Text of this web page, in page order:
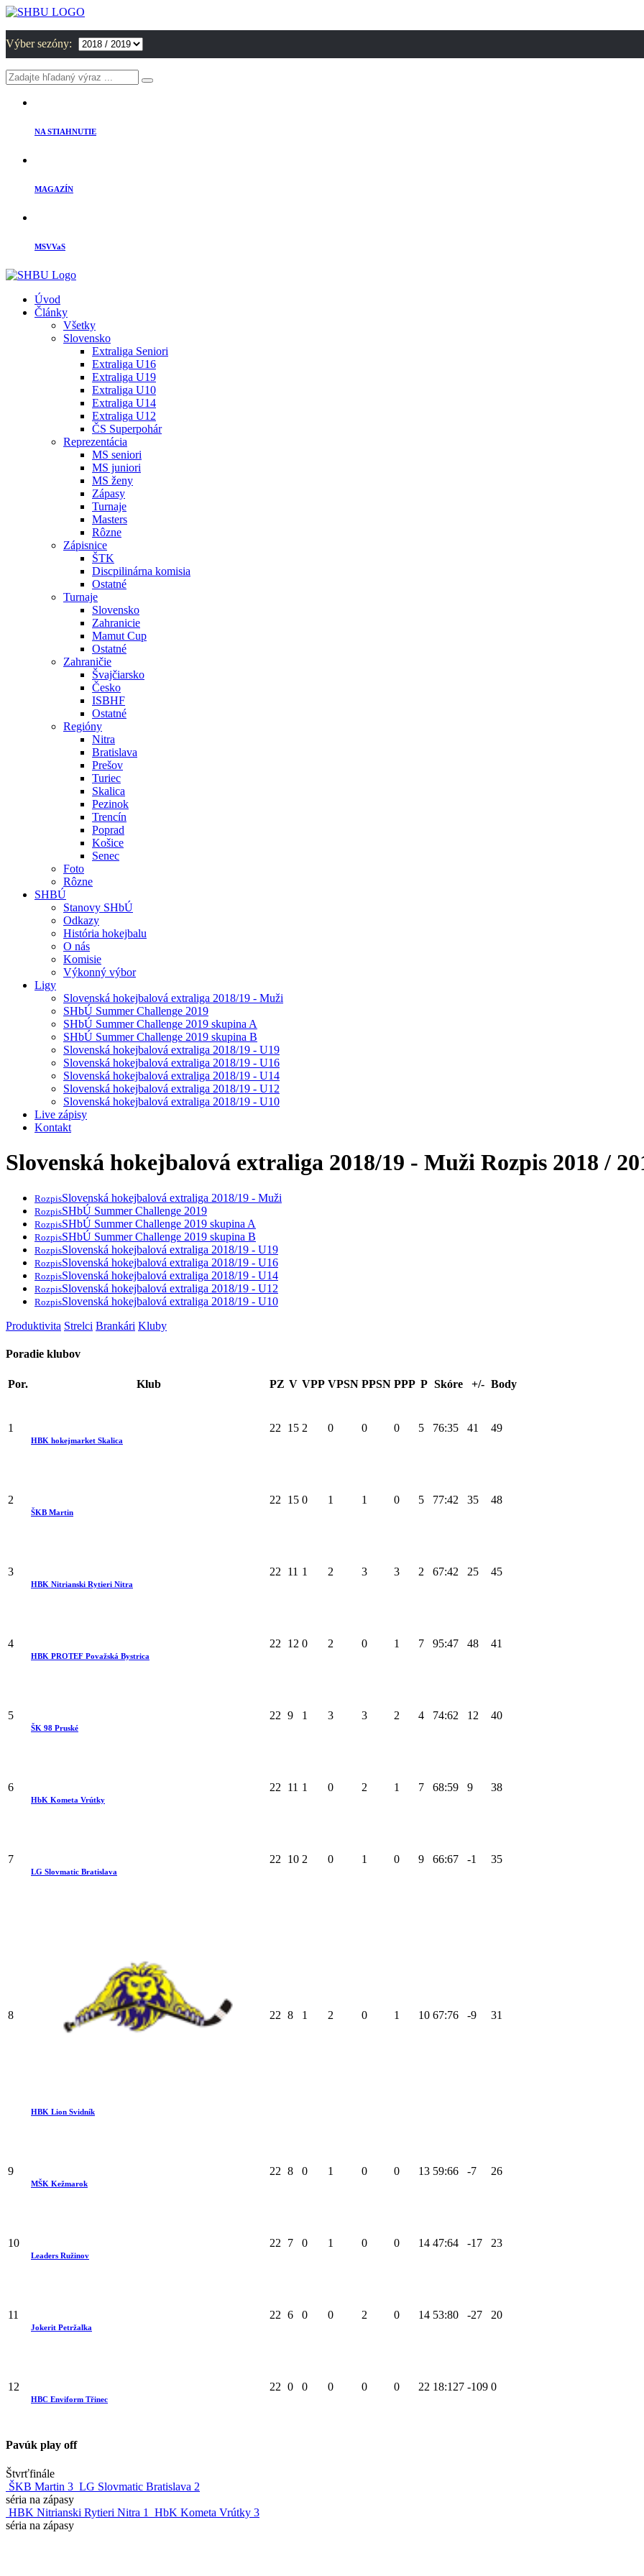
Výber sezóny:
NA STIAHNUTIE
MAGAZÍN
MSVVaS
Úvod
Články
Všetky
Slovensko
Extraliga Seniori
Extraliga U16
Extraliga U19
Extraliga U10
Extraliga U14
Extraliga U12
ČS Superpohár
Reprezentácia
MS seniori
MS juniori
MS ženy
Zápasy
Turnaje
Masters
Rôzne
Zápisnice
ŠTK
Discpilinárna komisia
Ostatné
Turnaje
Slovensko
Zahranicie
Mamut Cup
Ostatné
Zahraničie
Švajčiarsko
Česko
ISBHF
Ostatné
Regióny
Nitra
Bratislava
Prešov
Turiec
Skalica
Pezinok
Trencín
Poprad
Košice
Senec
Foto
Rôzne
SHBÚ
Stanovy SHbÚ
Odkazy
História hokejbalu
O nás
Komisie
Výkonný výbor
Ligy
Slovenská hokejbalová extraliga 2018/19 - Muži
SHbÚ Summer Challenge 2019
SHbÚ Summer Challenge 2019 skupina A
SHbÚ Summer Challenge 2019 skupina B
Slovenská hokejbalová extraliga 2018/19 - U19
Slovenská hokejbalová extraliga 2018/19 - U16
Slovenská hokejbalová extraliga 2018/19 - U14
Slovenská hokejbalová extraliga 2018/19 - U12
Slovenská hokejbalová extraliga 2018/19 - U10
Live zápisy
Kontakt
Slovenská hokejbalová extraliga 2018/19 - Muži Rozpis 2018 /
RozpisSlovenská hokejbalová extraliga 2018/19 - Muži
RozpisSHbÚ Summer Challenge 2019
RozpisSHbÚ Summer Challenge 2019 skupina A
RozpisSHbÚ Summer Challenge 2019 skupina B
RozpisSlovenská hokejbalová extraliga 2018/19 - U19
RozpisSlovenská hokejbalová extraliga 2018/19 - U16
RozpisSlovenská hokejbalová extraliga 2018/19 - U14
RozpisSlovenská hokejbalová extraliga 2018/19 - U12
RozpisSlovenská hokejbalová extraliga 2018/19 - U10
Produktivita Strelci Brankári Kluby
Poradie klubov
Por. Klub PZ V VPP VPSN PPSN PPP P Skóre +/- Body
1
HBK hokejmarket Skalica
22 15 2 0 0 0 5 76:35 41 49
2
ŠKB Martin
22 15 0 1 1 0 5 77:42 35 48
3
HBK Nitrianski Rytieri Nitra
22 11 1 2 3 3 2 67:42 25 45
4
HBK PROTEF Považská Bystrica
22 12 0 2 0 1 7 95:47 48 41
5
ŠK 98 Pruské
22 9 1 3 3 2 4 74:62 12 40
6
HbK Kometa Vrútky
22 11 1 0 2 1 7 68:59 9 38
7
LG Slovmatic Bratislava
22 10 2 0 1 0 9 66:67 -1 35
8
HBK Lion Svidník
22 8 1 2 0 1 10 67:76 -9 31
9
MŠK Kežmarok
22 8 0 1 0 0 13 59:66 -7 26
10
Leaders Ružinov
22 7 0 1 0 0 14 47:64 -17 23
11
Jokerit Petržalka
22 6 0 0 2 0 14 53:80 -27 20
12
HBC Enviform Třinec
22 0 0 0 0 0 22 18:127 -109 0
Pavúk play off
Štvrťfinále
ŠKB Martin 3 LG Slovmatic Bratislava 2
séria na zápasy
HBK Nitrianski Rytieri Nitra 1 HbK Kometa Vrútky 3
séria na zápasy